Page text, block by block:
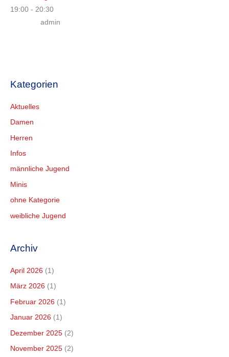
Kategorien
Aktuelles
Damen
Herren
Infos
männliche Jugend
Minis
ohne Kategorie
weibliche Jugend
Archiv
April 2026 (1)
März 2026 (1)
Februar 2026 (1)
Januar 2026 (1)
Dezember 2025 (2)
November 2025 (2)
19:00 - 20:30
admin